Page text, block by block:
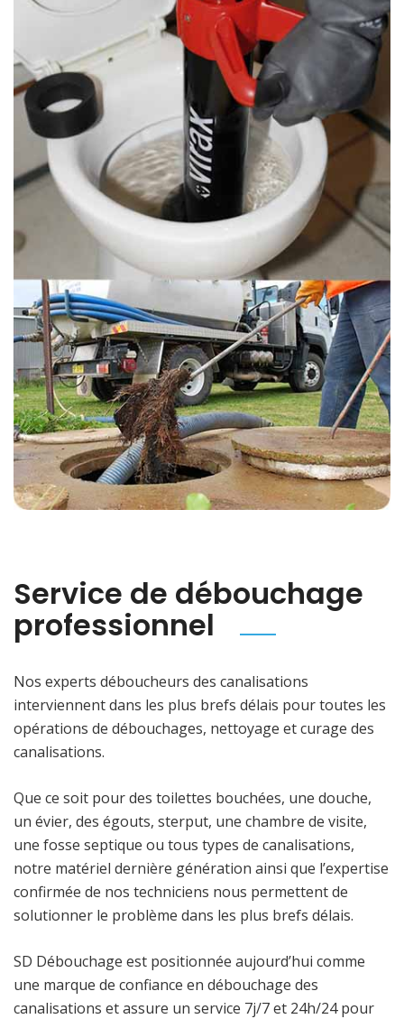
Service de débouchage
professionnel
Nos experts déboucheurs des canalisations
interviennent dans les plus brefs délais pour toutes les
opérations de débouchages, nettoyage et curage des
canalisations.
Que ce soit pour des toilettes bouchées, une douche,
un évier, des égouts, sterput, une chambre de visite,
une fosse septique ou tous types de canalisations,
notre matériel dernière génération ainsi que l’expertise
confirmée de nos techniciens nous permettent de
solutionner le problème dans les plus brefs délais.
SD Débouchage est positionnée aujourd’hui comme
une marque de confiance en débouchage des
canalisations et assure un service 7j/7 et 24h/24 pour